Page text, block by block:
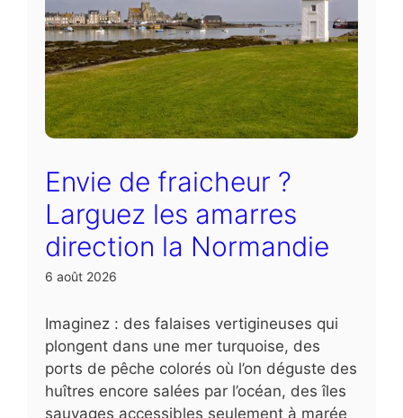
Envie de fraicheur ?
Larguez les amarres
direction la Normandie
6 août 2026
Imaginez : des falaises vertigineuses qui
plongent dans une mer turquoise, des
ports de pêche colorés où l’on déguste des
huîtres encore salées par l’océan, des îles
sauvages accessibles seulement à marée